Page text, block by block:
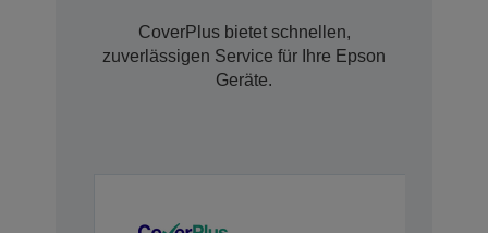
CoverPlus bietet schnellen,
zuverlässigen Service für Ihre Epson
Geräte.